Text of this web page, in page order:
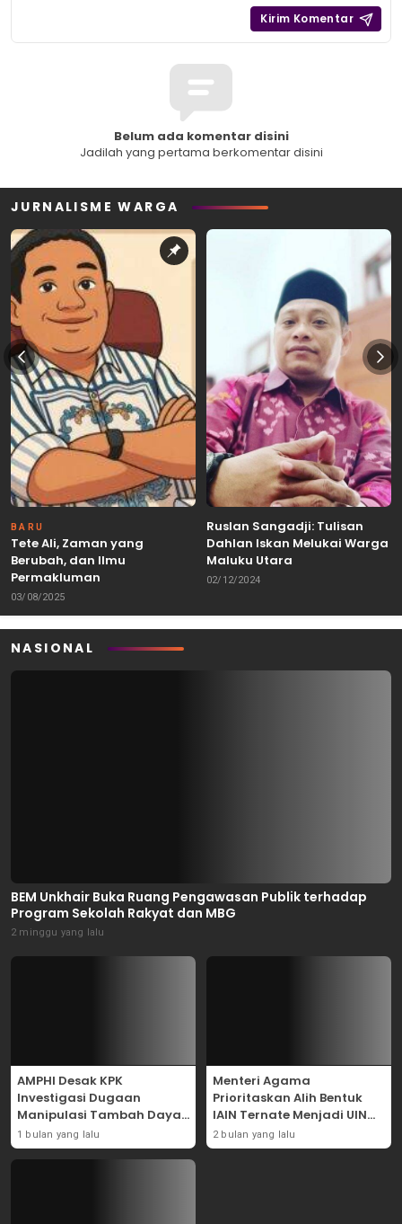
Belum ada komentar disini
Jadilah yang pertama berkomentar disini
JURNALISME WARGA
BARU
Tete Ali, Zaman yang
Berubah, dan Ilmu
Permakluman
03/08/2025
Ruslan Sangadji: Tulisan
Dahlan Iskan Melukai Warga
Maluku Utara
02/12/2024
NASIONAL
BEM Unkhair Buka Ruang Pengawasan Publik terhadap
Program Sekolah Rakyat dan MBG
2 minggu yang lalu
AMPHI Desak KPK
Investigasi Dugaan
Manipulasi Tambah Daya
Listrik di PLN
1 bulan yang lalu
Menteri Agama
Prioritaskan Alih Bentuk
IAIN Ternate Menjadi UIN
Sultan Baabullah
2 bulan yang lalu